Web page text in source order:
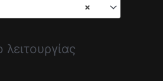
×
λειτουργίας